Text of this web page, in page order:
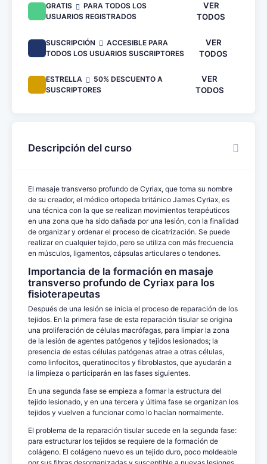
GRATIS
PARA TODOS LOS
USUARIOS REGISTRADOS
VER
TODOS
SUSCRIPCIÓN
ACCESIBLE PARA
TODOS LOS USUARIOS SUSCRIPTORES
VER
TODOS
ESTRELLA
50% DESCUENTO A
SUSCRIPTORES
VER
TODOS
Descripción del curso
El masaje transverso profundo de Cyriax, que toma su nombre
de su creador, el médico ortopeda británico James Cyriax, es
una técnica con la que se realizan movimientos terapéuticos
en una zona que ha sido dañada por una lesión, con la finalidad
de organizar y ordenar el proceso de cicatrización. Se puede
realizar en cualquier tejido, pero se utiliza con más frecuencia
en músculos, ligamentos, cápsulas articulares o tendones.
Importancia de la formación en masaje
transverso profundo de Cyriax para los
fisioterapeutas
Después de una lesión se inicia el proceso de reparación de los
tejidos. En la primera fase de esta reparación tisular se origina
una proliferación de células macrófagas, para limpiar la zona
de la lesión de agentes patógenos y tejidos lesionados; la
presencia de estas células patógenas atrae a otras células,
como linfocitos, queratinocitos y fibroblastos, que ayudarán a
la limpieza o participarán en las fases siguientes.
En una segunda fase se empieza a formar la estructura del
tejido lesionado, y en una tercera y última fase se organizan los
tejidos y vuelven a funcionar como lo hacían normalmente.
El problema de la reparación tisular sucede en la segunda fase:
para estructurar los tejidos se requiere de la formación de
colágeno. El colágeno nuevo es un tejido duro, poco moldeable